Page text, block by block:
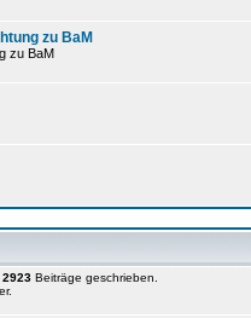
zu BaM
zu BaM
2923 Beiträge geschrieben.